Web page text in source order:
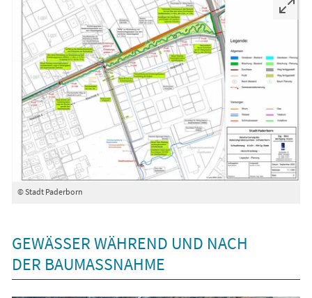
© Stadt Paderborn
GEWÄSSER WÄHREND UND NACH
DER BAUMASSNAHME